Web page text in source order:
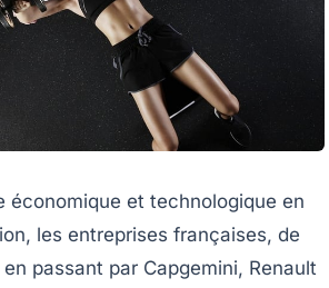
économique et technologique en
les entreprises françaises, de
passant par Capgemini, Renault